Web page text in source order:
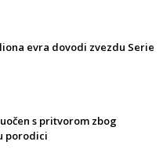
evra dovodi zvezdu Serie
s pritvorom zbog
porodici